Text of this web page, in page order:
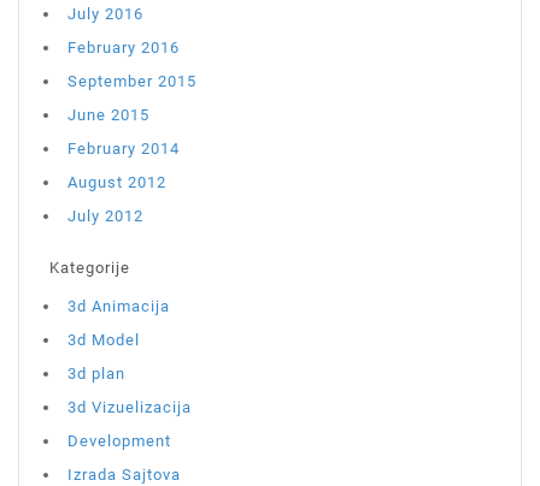
July 2016
February 2016
September 2015
June 2015
February 2014
August 2012
July 2012
Kategorije
3d Animacija
3d Model
3d plan
3d Vizuelizacija
Development
Izrada Sajtova